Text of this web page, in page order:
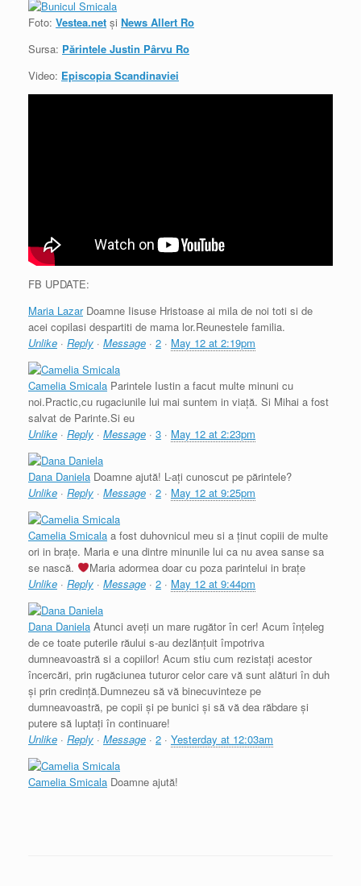
Foto: Vestea.net şi News Allert Ro
Sursa: Părintele Justin Pârvu Ro
Video: Episcopia Scandinaviei
FB UPDATE:
Maria Lazar Doamne Iisuse Hristoase ai mila de noi toti si de
acei copilasi despartiti de mama lor.Reunestele familia.
Unlike · Reply · Message · 2 · May 12 at 2:19pm
Camelia Smicala Parintele Iustin a facut multe minuni cu
noi.Practic,cu rugaciunile lui mai suntem in viață. Si Mihai a fost
salvat de Parinte.Si eu
Unlike · Reply · Message · 3 · May 12 at 2:23pm
Dana Daniela Doamne ajută! L-ați cunoscut pe părintele?
Unlike · Reply · Message · 2 · May 12 at 9:25pm
Camelia Smicala a fost duhovnicul meu si a ținut copiii de multe
ori in brațe. Maria e una dintre minunile lui ca nu avea sanse sa
se nască.
Maria adormea doar cu poza parintelui in brațe
Unlike · Reply · Message · 2 · May 12 at 9:44pm
Dana Daniela Atunci aveți un mare rugător în cer! Acum înțeleg
de ce toate puterile răului s-au dezlănțuit împotriva
dumneavoastră si a copiilor! Acum stiu cum rezistați acestor
încercări, prin rugăciunea tuturor celor care vă sunt alături în duh
și prin credință.Dumnezeu să vă binecuvinteze pe
dumneavoastră, pe copii și pe bunici și să vă dea răbdare și
putere să luptați în continuare!
Unlike · Reply · Message · 2 · Yesterday at 12:03am
Camelia Smicala Doamne ajută!